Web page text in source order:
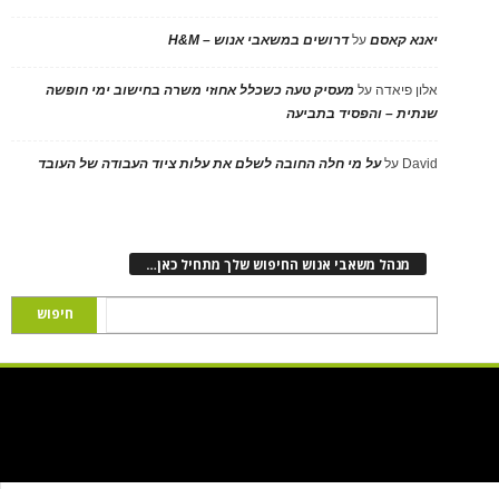
יאנא קאסםעלדרושים במשאבי אנוש – H&M
אלון פיאדה על מעסיק טעה כשכלל אחוזי משרה בחישוב ימי חופשה
שנתית – והפסיד בתביעה
David עלעל מי חלה החובה לשלם את עלות ציוד העבודה של העובד
מנהל משאבי אנוש החיפוש שלך מתחיל כאן…